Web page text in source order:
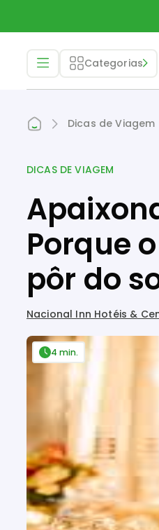
Categorias
Dicas de Viagem
DICAS DE VIAGEM
Porque
pôr do
Nacional Inn Hotéis &
4 min.